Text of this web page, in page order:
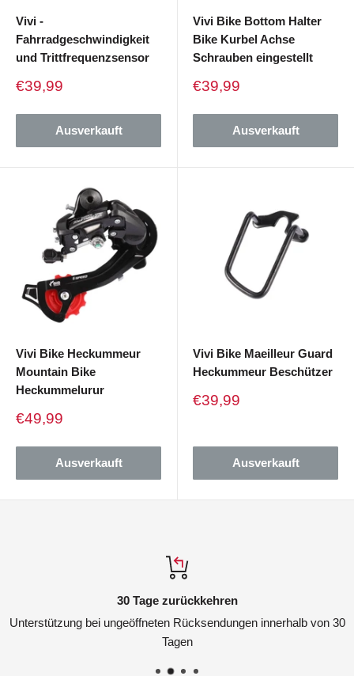
Vivi -
Fahrradgeschwindigkeit
und Trittfrequenzsensor
Verkaufspreis
€39,99
Ausverkauft
Vivi Bike Bottom Halter
Bike Kurbel Achse
Schrauben eingestellt
Verkaufspreis
€39,99
Ausverkauft
Vivi Bike Heckummeur
Mountain Bike
Heckummelurur
Verkaufspreis
€49,99
Ausverkauft
Vivi Bike Maeilleur Guard
Heckummeur Beschützer
Verkaufspreis
€39,99
Ausverkauft
30 Tage zurückkehren
Unterstützung bei ungeöffneten Rücksendungen innerhalb von 30
Tagen